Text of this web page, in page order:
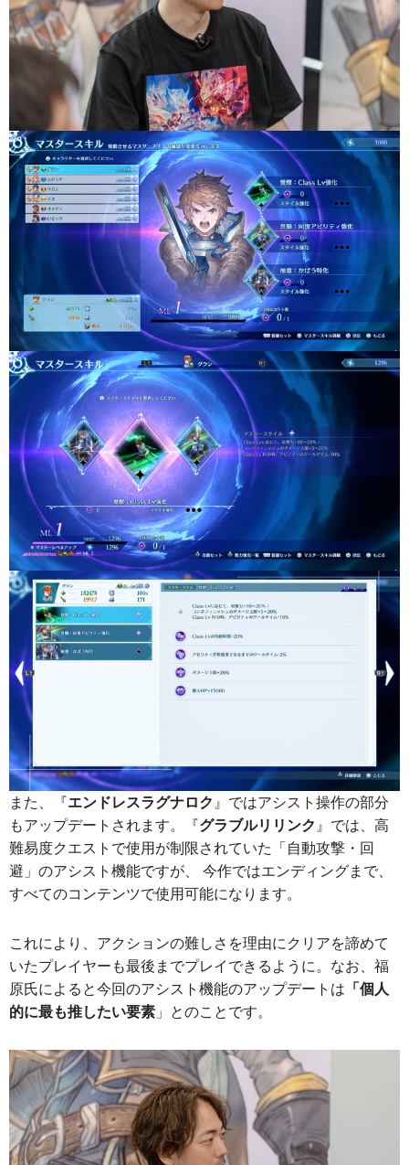
また、『エンドレスラグナロク』ではアシスト操作の部分
もアップデートされます。『グラブルリリンク』では、高
難易度クエストで使用が制限されていた「自動攻撃・回
避」のアシスト機能ですが、 今作ではエンディングまで、
すべてのコンテンツで使用可能になります。
これにより、アクションの難しさを理由にクリアを諦めて
いたプレイヤーも最後までプレイできるように。なお、福
原氏によると今回のアシスト機能のアップデートは 「個人
的に最も推したい要素 」とのことです。